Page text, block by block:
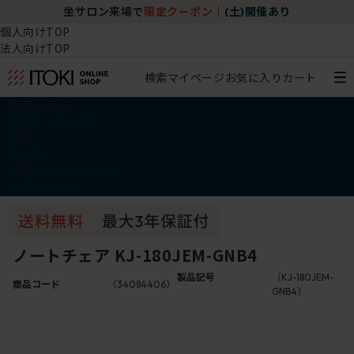
坐サロン来場で 限定クーポン (土)開催あり
個人向けTOP
法人向けTOP
検索マイページ お気に入り カート
ノートチェア KJ-180JEM-GNB4
商品コード （34084406）
製品記号
（KJ-180JEM-
GNB4）